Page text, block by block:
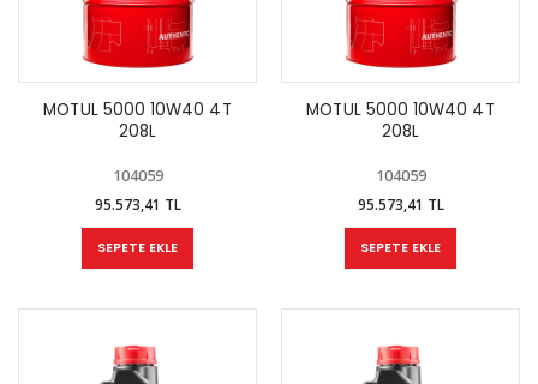
MOTUL 5000 10W40 4T
208L
104059
95.573,41 TL
SEPETE EKLE
MOTUL 5000 10W40 4T
208L
104059
95.573,41 TL
SEPETE EKLE